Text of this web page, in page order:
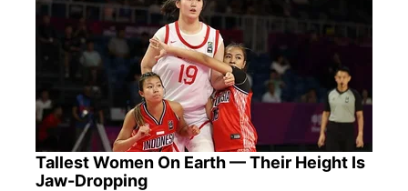
Tallest Women On Earth — Their Height Is
Jaw-Dropping